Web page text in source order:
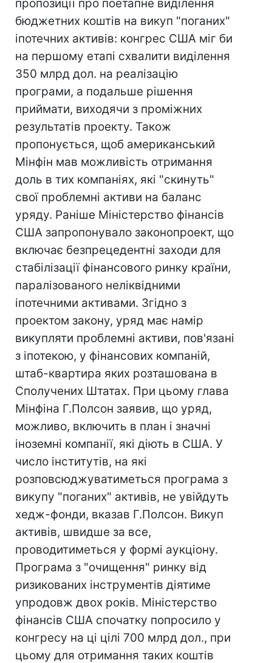
пропозиції про поетапне виділення
бюджетних коштів на викуп "поганих"
іпотечних активів: конгрес США міг би
на першому етапі схвалити виділення
350 млрд дол. на реалізацію
програми, а подальше рішення
приймати, виходячи з проміжних
результатів проекту. Також
пропонується, щоб американський
Мінфін мав можливість отримання
доль в тих компаніях, які "скинуть"
свої проблемні активи на баланс
уряду. Раніше Міністерство фінансів
США запропонувало законопроект, що
включає безпрецедентні заходи для
стабілізації фінансового ринку країни,
паралізованого неліквідними
іпотечними активами. Згідно з
проектом закону, уряд має намір
викупляти проблемні активи, пов'язані
з іпотекою, у фінансових компаній,
штаб-квартира яких розташована в
Сполучених Штатах. При цьому глава
Мінфіна Г.Полсон заявив, що уряд,
можливо, включить в план і значні
іноземні компанії, які діють в США. У
число інститутів, на які
розповсюджуватиметься програма з
викупу "поганих" активів, не увійдуть
хедж-фонди, вказав Г.Полсон. Викуп
активів, швидше за все,
проводитиметься у формі аукціону.
Програма з "очищення" ринку від
ризикованих інструментів діятиме
упродовж двох років. Міністерство
фінансів США спочатку попросило у
конгресу на ці цілі 700 млрд дол., при
цьому для отримання таких коштів